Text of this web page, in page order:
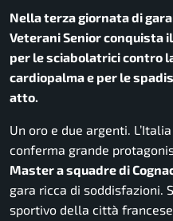
Nella terza giornata di
Veterani Senior conquista
per le sciabolatrici contro
cardiopalma e per le
atto.
Un oro e due argenti.
conferma grande
Master a squadre di
gara ricca di soddisfazioni.
sportivo della città